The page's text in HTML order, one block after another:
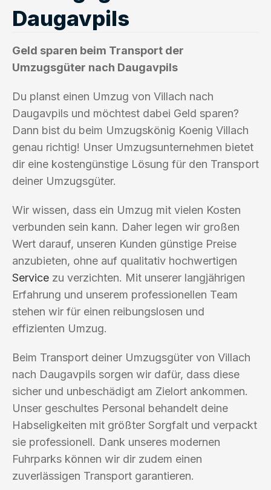
Daugavpils
Geld sparen beim Transport der
Umzugsgüter nach Daugavpils
Du planst einen Umzug von Villach nach
Daugavpils und möchtest dabei Geld sparen?
Dann bist du beim Umzugskönig Koenig Villach
genau richtig! Unser Umzugsunternehmen bietet
dir eine kostengünstige Lösung für den Transport
deiner Umzugsgüter.
Wir wissen, dass ein Umzug mit vielen Kosten
verbunden sein kann. Daher legen wir großen
Wert darauf, unseren Kunden günstige Preise
anzubieten, ohne auf qualitativ hochwertigen
Service zu verzichten. Mit unserer langjährigen
Erfahrung und unserem professionellen Team
stehen wir für einen reibungslosen und
effizienten Umzug.
Beim Transport deiner Umzugsgüter von Villach
nach Daugavpils sorgen wir dafür, dass diese
sicher und unbeschädigt am Zielort ankommen.
Unser geschultes Personal behandelt deine
Habseligkeiten mit größter Sorgfalt und verpackt
sie professionell. Dank unseres modernen
Fuhrparks können wir dir zudem einen
zuverlässigen Transport garantieren.